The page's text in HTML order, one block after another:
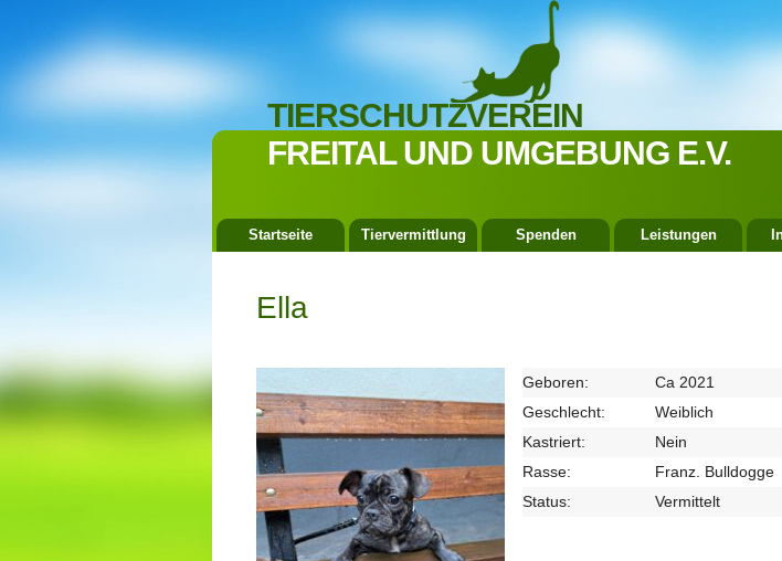
TIERSCHUTZVEREIN
FREITAL UND UMGEBUNG E.V.
Startseite Tiervermittlung Spenden Leistungen
Ella
Geboren:
Ca 2021
Geschlecht:
Weiblich
Kastriert:
Nein
Rasse:
Franz. Bulldogge
Status:
Vermittelt